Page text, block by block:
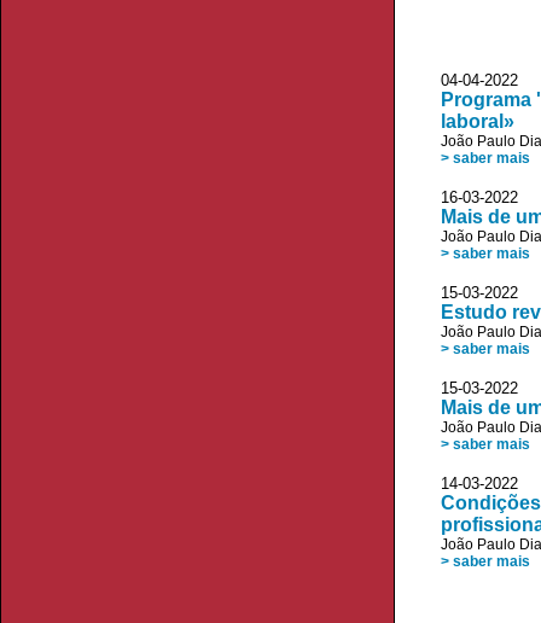
04-04-
Programa
laboral»
João Paulo
> saber mais
16-03-2022
Mais de
João Paulo
> saber mais
15-03-2022
Estudo
João Paulo
> saber mais
15-03-
Mais de
João Paulo
> saber mais
14-03-2022
João Paulo
> saber mais